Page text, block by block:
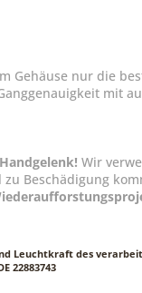
Gehäuse nur die
mit
Wir
Beschädigung
Leuchtkraft des
22883743